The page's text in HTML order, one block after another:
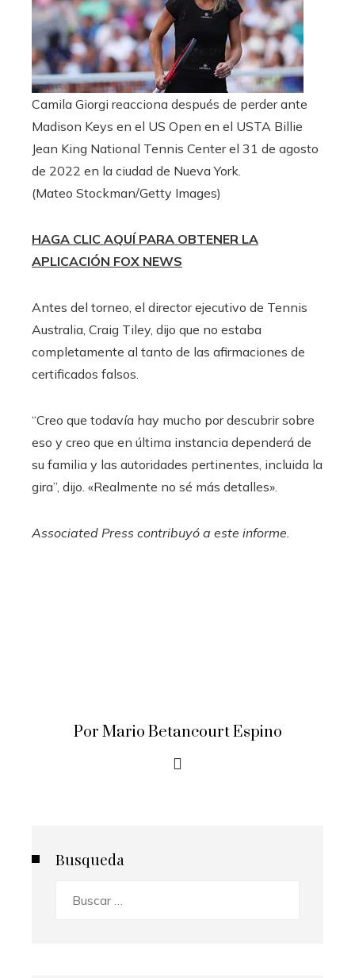
Camila Giorgi reacciona después de perder ante
Madison Keys en el US Open en el USTA Billie
Jean King National Tennis Center el 31 de agosto
de 2022 en la ciudad de Nueva York.
(Mateo Stockman/Getty Images)
HAGA CLIC AQUÍ PARA OBTENER LA
APLICACIÓN FOX NEWS
Antes del torneo, el director ejecutivo de Tennis
Australia, Craig Tiley, dijo que no estaba
completamente al tanto de las afirmaciones de
certificados falsos.
“Creo que todavía hay mucho por descubrir sobre
eso y creo que en última instancia dependerá de
su familia y las autoridades pertinentes, incluida la
gira”, dijo. «Realmente no sé más detalles».
Associated Press contribuyó a este informe.
Por Mario Betancourt Espino
Busqueda